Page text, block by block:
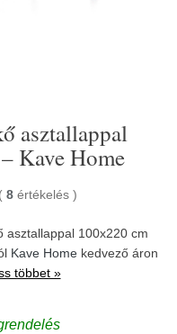
asztallappal
Kave Home
( 8 értékelés )
asztallappal 100x220 cm
Kave Home kedvező áron
többet »